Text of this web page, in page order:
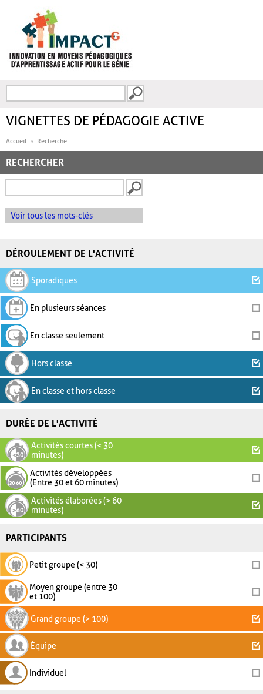
FORMULAIRE DE
VIGNETTES DE PÉDAGOGIE ACTIVE
Accueil Recherche
RECHERCHER
Voir tous les mots-clés
DÉROULEMENT DE L'ACTIVITÉ
Sporadiques
En plusieurs séances
En classe seulement
Hors classe
En classe et hors classe
DURÉE DE L'ACTIVITÉ
Activités courtes (< 30
minutes)
Activités développées
(Entre 30 et 60 minutes)
Activités élaborées (> 60
minutes)
PARTICIPANTS
Petit groupe (< 30)
Moyen groupe (entre 30
et 100)
Grand groupe (> 100)
Équipe
Individuel